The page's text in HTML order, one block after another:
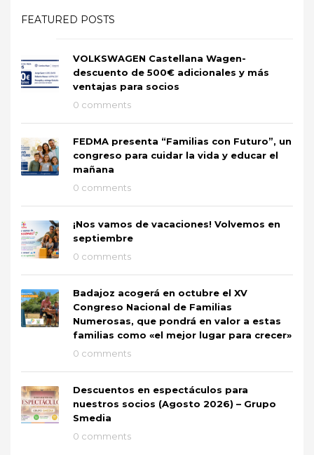
FEATURED POSTS
VOLKSWAGEN Castellana Wagen-
descuento de 500€ adicionales y más
ventajas para socios
0 comments
FEDMA presenta “Familias con Futuro”, un
congreso para cuidar la vida y educar el
mañana
0 comments
¡Nos vamos de vacaciones! Volvemos en
septiembre
0 comments
Badajoz acogerá en octubre el XV
Congreso Nacional de Familias
Numerosas, que pondrá en valor a estas
familias como «el mejor lugar para crecer»
0 comments
Descuentos en espectáculos para
nuestros socios (Agosto 2026) – Grupo
Smedia
0 comments